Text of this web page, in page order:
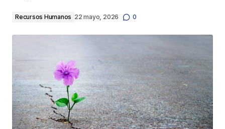
Recursos Humanos 22 mayo, 2026 0